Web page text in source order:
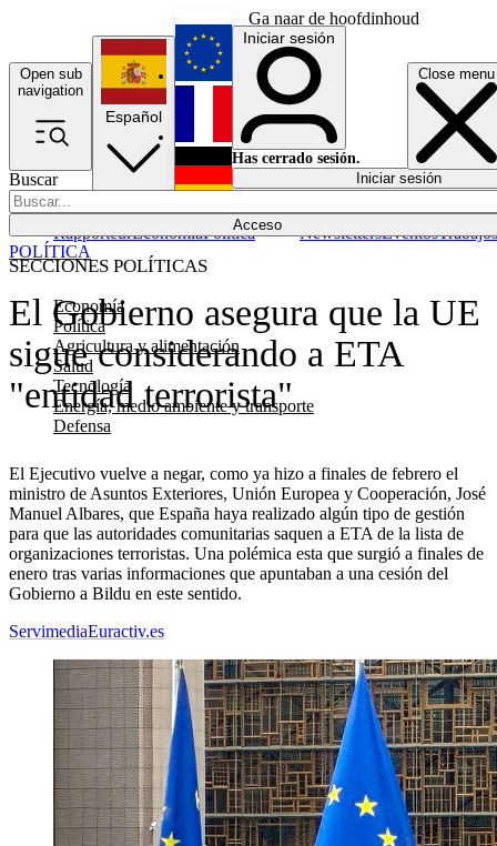
Ga naar de hoofdinhoud
Open sub
navigation
Close menu
Buscar
Acceso
SECCIONES POLÍTICAS
Economía
Política
Agricultura y alimentación
Salud
Tecnología
Energía, medio ambiente y transporte
Defensa
RapporteurEconomíaPolítica NewslettersEventosTrabajos
Español
English
Français
Iniciar sesión
Has cerrado sesión.
Iniciar sesión
El Gobierno asegura que la UE
sigue considerando a ETA
"entidad terrorista"
El Ejecutivo vuelve a negar, como ya hizo a finales de febrero el
ministro de Asuntos Exteriores, Unión Europea y Cooperación, José
Manuel Albares, que España haya realizado algún tipo de gestión
para que las autoridades comunitarias saquen a ETA de la lista de
organizaciones terroristas. Una polémica esta que surgió a finales de
enero tras varias informaciones que apuntaban a una cesión del
Gobierno a Bildu en este sentido.
POLÍTICA
ServimediaEuractiv.es